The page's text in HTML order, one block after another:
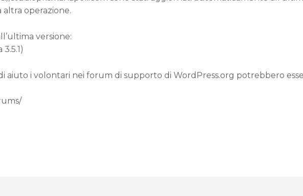
operazione.
versione:
aiuto i volontari nei forum di supporto di WordPress.org potrebbero